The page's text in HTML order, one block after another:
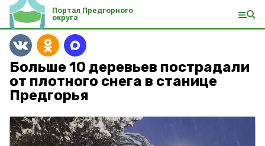
Портал Предгорного
округа
Больше 10 деревьев пострадали
от плотного снега в станице
Предгорья